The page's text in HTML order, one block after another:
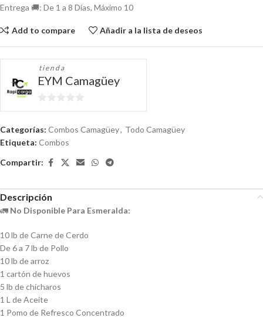
Entrega 🚚: De 1 a 8 Días, Máximo 10
Add to compare Añadir a la lista de deseos
tienda
EYM Camagüey
0
Categorías: Combos Camagüey, Todo Camagüey
Etiqueta: Combos
Compartir:
Descripción
🚛 No Disponible Para Esmeralda:
10 lb de Carne de Cerdo
De 6 a 7 lb de Pollo
10 lb de arroz
1 cartón de huevos
5 lb de chícharos
1 L de Aceite
1 Pomo de Refresco Concentrado